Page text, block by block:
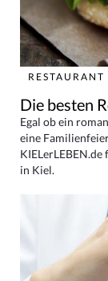
RESTAURANT
Die besten
Egal ob ein
eine
in Kiel.